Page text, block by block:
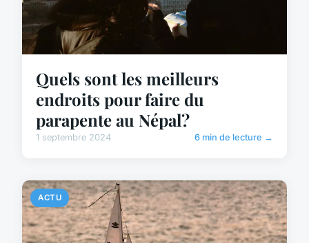
Quels sont les meilleurs
endroits pour faire du
parapente au Népal?
1 septembre 2024 6 min de lecture →
ACTU